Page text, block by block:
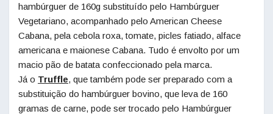
hambúrguer de 160g substituído pelo Hambúrguer
Vegetariano, acompanhado pelo American Cheese
Cabana, pela cebola roxa, tomate, picles fatiado, alface
americana e maionese Cabana. Tudo é envolto por um
macio pão de batata confeccionado pela marca.
Já o Truffle, que também pode ser preparado com a
substituição do hambúrguer bovino, que leva de 160
gramas de carne, pode ser trocado pelo Hambúrguer